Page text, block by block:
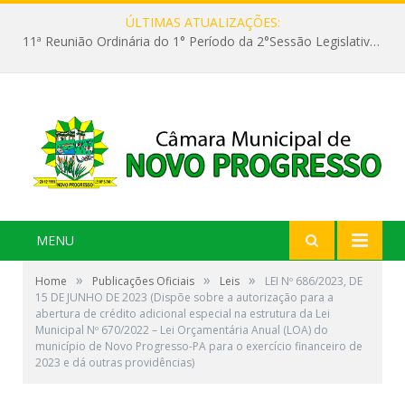
ÚLTIMAS ATUALIZAÇÕES:
11ª Reunião Ordinária do 1° Período da 2°Sessão Legislativa da 9ª Legislatura do Poder Legislativo
MENU
Home » Publicações Oficiais » Leis »
LEI Nº 686/2023, DE
15 DE JUNHO DE 2023 (Dispõe sobre a autorização para a
abertura de crédito adicional especial na estrutura da Lei
Municipal Nº 670/2022 – Lei Orçamentária Anual (LOA) do
município de Novo Progresso-PA para o exercício financeiro de
2023 e dá outras providências)